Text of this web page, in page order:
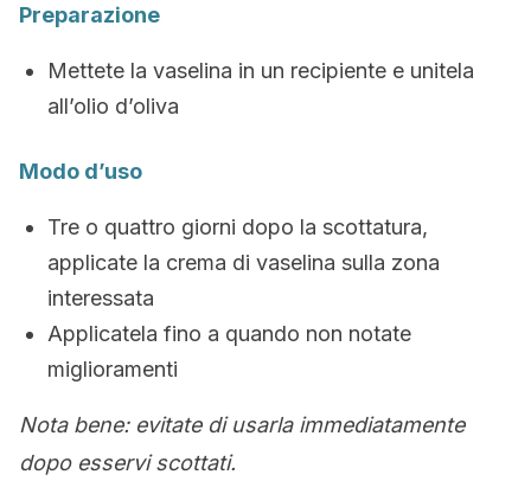
Preparazione
Mettete la vaselina in un recipiente e unitela
all’olio d’oliva
Modo d’uso
Tre o quattro giorni dopo la scottatura,
applicate la crema di vaselina sulla zona
interessata
Applicatela fino a quando non notate
miglioramenti
Nota bene: evitate di usarla immediatamente
dopo esservi scottati.